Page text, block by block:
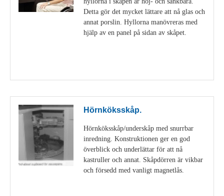
Detta gör det mycket lättare att nå glas och
annat porslin. Hyllorna manövreras med
hjälp av en panel på sidan av skåpet.
Hörnköksskåp.
Hörnköksskåp/underskåp med snurrbar
inredning. Konstruktionen ger en god
överblick och underlättar för att nå
kastruller och annat. Skåpdörren är vikbar
och försedd med vanligt magnetlås.